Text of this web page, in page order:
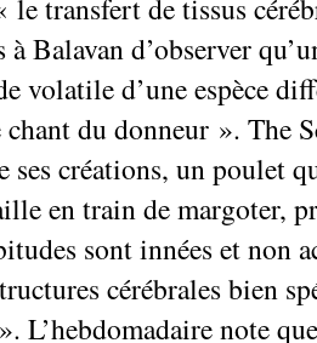
le transfert de tissus
Balavan d’observer
volatile d’une espèce
du donneur ». The
ses créations, un poulet
en train de margoter,
sont innées et non
cérébrales bien
L’hebdomadaire note